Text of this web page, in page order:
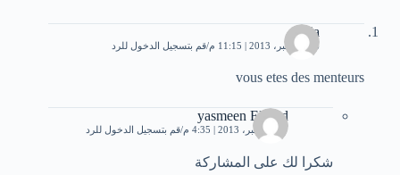
rania
26 ديسمبر، 2013 | 11:15 م قم بتسجيل الدخول للرد
vous etes des menteurs
yasmeen Elsayd
27 ديسمبر، 2013 | 4:35 م قم بتسجيل الدخول للرد
شكرا لك على المشاركة